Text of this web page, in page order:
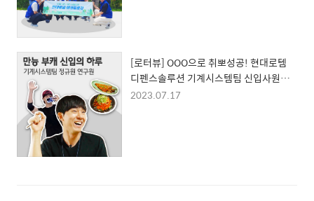
[로터뷰] OOO으로 취뽀성공! 현대로템
디펜스솔루션 기계시스템팀 신입사원의
범상치 않은 하루
2023.07.17